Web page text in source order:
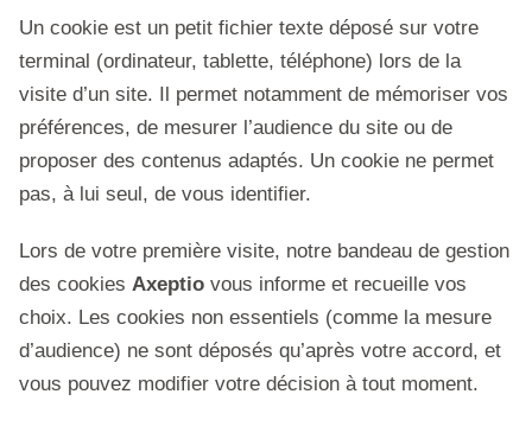
Un cookie est un petit fichier texte déposé sur votre
terminal (ordinateur, tablette, téléphone) lors de la
visite d’un site. Il permet notamment de mémoriser vos
préférences, de mesurer l’audience du site ou de
proposer des contenus adaptés. Un cookie ne permet
pas, à lui seul, de vous identifier.
Lors de votre première visite, notre bandeau de gestion
des cookies Axeptio vous informe et recueille vos
choix. Les cookies non essentiels (comme la mesure
d’audience) ne sont déposés qu’après votre accord, et
vous pouvez modifier votre décision à tout moment.